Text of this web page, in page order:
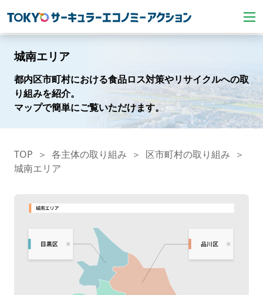
城南エリア
都内区市町村における食品ロス対策やリサイクルへの取
り組みを紹介。
マップで簡単にご覧いただけます。
TOP 各主体の取り組み
区市町村の取り組み
城南エリア